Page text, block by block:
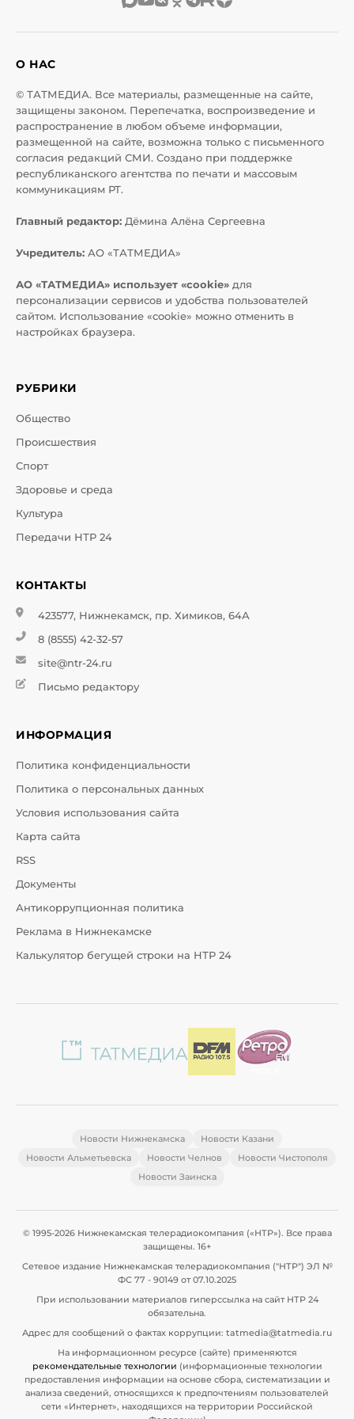
О НАС
© ТАТМЕДИА. Все материалы, размещенные на сайте,
защищены законом. Перепечатка, воспроизведение и
распространение в любом объеме информации,
размещенной на сайте, возможна только с письменного
согласия редакций СМИ. Создано при поддержке
республиканского агентства по печати и массовым
коммуникациям РТ.
Главный редактор: Дёмина Алёна Сергеевна
Учредитель: АО «ТАТМЕДИА»
АО «ТАТМЕДИА» использует «cookie» для
персонализации сервисов и удобства пользователей
сайтом. Использование «cookie» можно отменить в
настройках браузера.
РУБРИКИ
Общество
Происшествия
Спорт
Здоровье и среда
Культура
Передачи НТР 24
КОНТАКТЫ
423577, Нижнекамск, пр. Химиков, 64А
8 (8555) 42-32-57
site@ntr-24.ru
Письмо редактору
ИНФОРМАЦИЯ
Политика конфиденциальности
Политика о персональных данных
Условия использования сайта
Карта сайта
RSS
Документы
Антикоррупционная политика
Реклама в Нижнекамске
Калькулятор бегущей строки на НТР 24
Новости Нижнекамска
Новости Казани
Новости Альметьевска
Новости Челнов
Новости Чистополя
Новости Заинска
© 1995-2026 Нижнекамская телерадиокомпания («НТР»). Все права
защищены. 16+
Сетевое издание Нижнекамская телерадиокомпания ("НТР") ЭЛ №
ФС 77 - 90149 от 07.10.2025
При использовании материалов гиперссылка на сайт НТР 24
обязательна.
Адрес для сообщений о фактах коррупции: tatmedia@tatmedia.ru
На информационном ресурсе (сайте) применяются
рекомендательные технологии (информационные технологии
предоставления информации на основе сбора, систематизации и
анализа сведений, относящихся к предпочтениям пользователей
сети «Интернет», находящихся на территории Российской